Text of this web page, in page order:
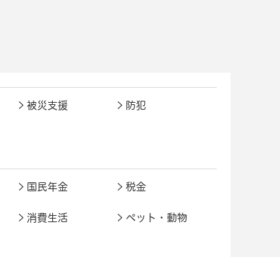
被災支援 防犯
国民年金 税金
消費生活 ペット・動物